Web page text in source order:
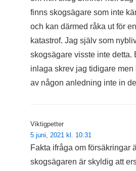
finns skogsägare som inte
och kan därmed råka ut för
katastrof. Jag själv som
skogsägare visste inte detta.
inlaga skrev jag tidigare men
av någon anledning inte in
Viktigpetter
5 juni, 2021 kl. 10:31
Fakta ifråga om försäkringar
skogsägaren är skyldig att